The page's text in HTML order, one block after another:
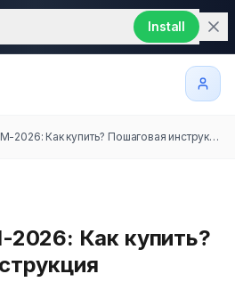
Install
Билеты на ЧМ-2026: Как купить? Пошаговая инструкция
Как купить?